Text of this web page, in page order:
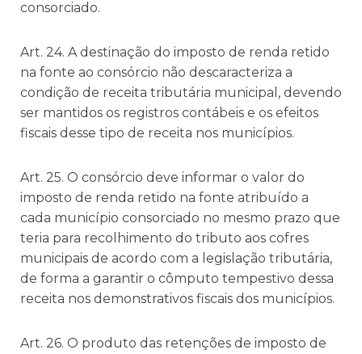
consorciado.
Art. 24. A destinação do imposto de renda retido
na fonte ao consórcio não descaracteriza a
condição de receita tributária municipal, devendo
ser mantidos os registros contábeis e os efeitos
fiscais desse tipo de receita nos municípios.
Art. 25. O consórcio deve informar o valor do
imposto de renda retido na fonte atribuído a
cada município consorciado no mesmo prazo que
teria para recolhimento do tributo aos cofres
municipais de acordo com a legislação tributária,
de forma a garantir o cômputo tempestivo dessa
receita nos demonstrativos fiscais dos municípios.
Art. 26. O produto das retenções de imposto de